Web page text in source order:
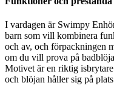
I vardagen är Swimpy
barn som vill kombinera
och av, och förpackningen
om du vill prova på
Motivet är en riktig
och blöjan håller sig på